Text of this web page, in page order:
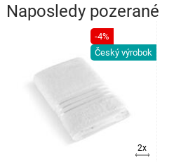
Naposledy pozerané
-4%
Český výrobok
2x